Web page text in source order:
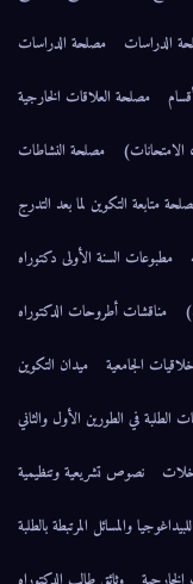
الدراسات
مصلحة الدراسات
مصلحة العلاقات الخارجية
الامتحانات)
مصلحة النشاطات
متابعة التكوين لما بعد التدرج
مطبوعات السنة الأولى دكتوراه
مناقشات أطروحات الدكتوراه
الجامعية
ميدان التكوين
الطلبة في الطورين الأول والثاني
نصوص تشريعية وتنظيمية
للبيداغوجيا والمسائل المرتبطة بالطلبة